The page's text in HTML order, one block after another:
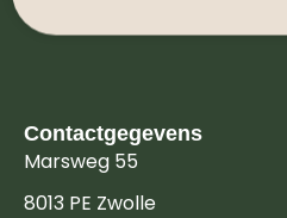
Contactgegevens
Marsweg 55
8013 PE Zwolle